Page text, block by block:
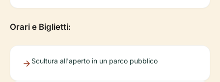
Orari e Biglietti:
Scultura all'aperto in un parco pubblico